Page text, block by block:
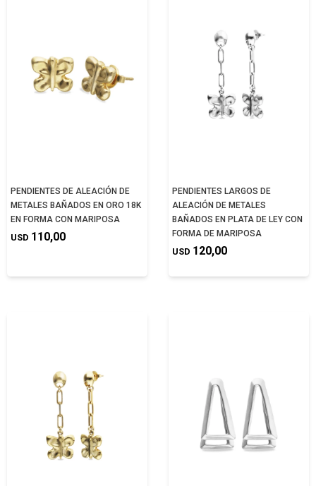
PENDIENTES DE ALEACIÓN DE
METALES BAÑADOS EN ORO 18K
EN FORMA CON MARIPOSA
USD 110,00
PENDIENTES LARGOS DE
ALEACIÓN DE METALES
BAÑADOS EN PLATA DE LEY CON
FORMA DE MARIPOSA
USD 120,00